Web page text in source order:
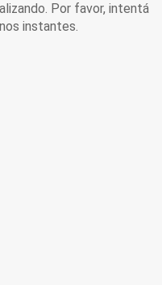
Por favor, intentá
instantes.